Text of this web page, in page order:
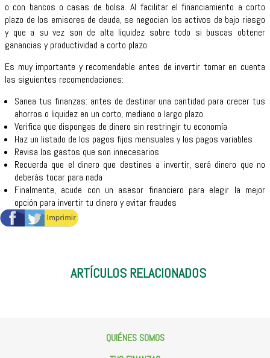
o con bancos o casas de bolsa. Al facilitar el financiamiento a corto
plazo de los emisores de deuda, se negocian los activos de bajo riesgo
y que a su vez son de alta liquidez sobre todo si buscas obtener
ganancias y productividad a corto plazo.
Es muy importante y recomendable antes de invertir tomar en cuenta
las siguientes recomendaciones:
Sanea tus finanzas: antes de destinar una cantidad para crecer tus
ahorros o liquidez en un corto, mediano o largo plazo
Verifica que dispongas de dinero sin restringir tu economía
Haz un listado de los pagos fijos mensuales y los pagos variables
Revisa los gastos que son innecesarios
Recuerda que el dinero que destines a invertir, será dinero que no
deberás tocar para nada
Finalmente, acude con un asesor financiero para elegir la mejor
opción para invertir tu dinero y evitar fraudes
ARTÍCULOS RELACIONADOS
QUIÉNES SOMOS